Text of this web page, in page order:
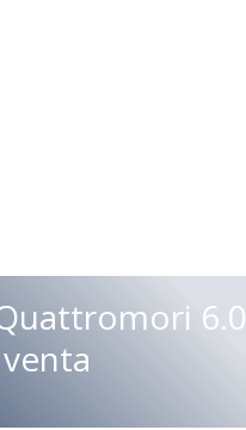
6.0